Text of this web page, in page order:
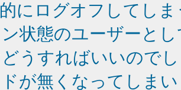
にログオフしてし
状態のユーザーと
うすればいいので
が無くなってしま